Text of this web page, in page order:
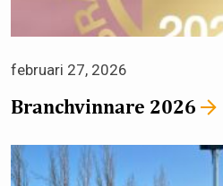
februari 27, 2026
Branchvinnare 2026